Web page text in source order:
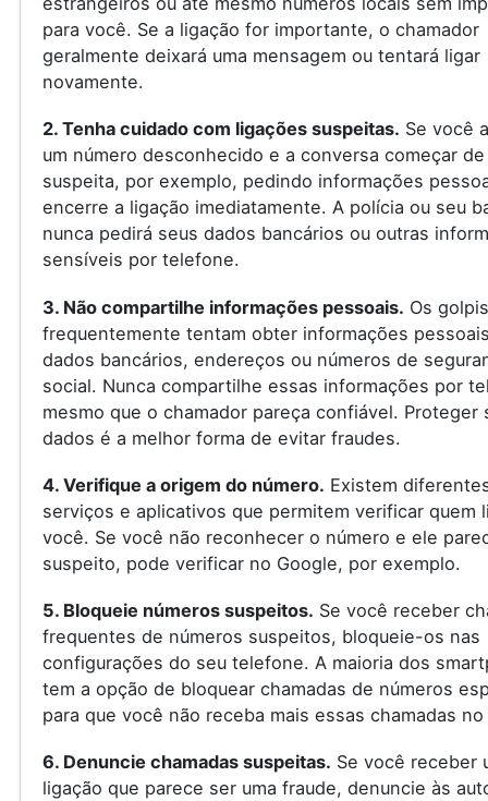
para você. Se a ligação for importante, o chamador
geralmente deixará uma mensagem ou tentará ligar
novamente.
2. Tenha cuidado com ligações suspeitas. Se você
um número desconhecido e a conversa começar
suspeita, por exemplo, pedindo informações
encerre a ligação imediatamente. A polícia ou seu
nunca pedirá seus dados bancários ou outras
sensíveis por telefone.
3. Não compartilhe informações pessoais. Os
frequentemente tentam obter informações
dados bancários, endereços ou números de
social. Nunca compartilhe essas informações por
mesmo que o chamador pareça confiável. Proteger
dados é a melhor forma de evitar fraudes.
4. Verifique a origem do número. Existem
serviços e aplicativos que permitem verificar quem
você. Se você não reconhecer o número e ele
suspeito, pode verificar no Google, por exemplo.
5. Bloqueie números suspeitos. Se você receber
frequentes de números suspeitos, bloqueie-os nas
configurações do seu telefone. A maioria dos
tem a opção de bloquear chamadas de números
para que você não receba mais essas chamadas
6. Denuncie chamadas suspeitas. Se você receber
ligação que parece ser uma fraude, denuncie às